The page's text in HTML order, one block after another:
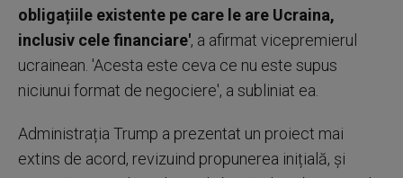
obligațiile existente pe care le are Ucraina,
inclusiv cele financiare', a afirmat vicepremierul
ucrainean. 'Acesta este ceva ce nu este supus
niciunui format de negociere', a subliniat ea.
Administrația Trump a prezentat un proiect mai
extins de acord, revizuind propunerea inițială, și